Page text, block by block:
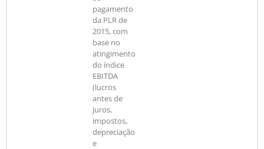
pagamento
da PLR de
2015, com
base no
atingimento
do índice
EBITDA
(lucros
antes de
juros,
impostos,
depreciação
e